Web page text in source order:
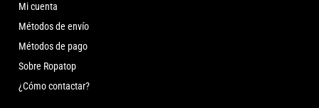
Mi cuenta
Métodos de envío
Métodos de pago
Sobre Ropatop
¿Cómo contactar?